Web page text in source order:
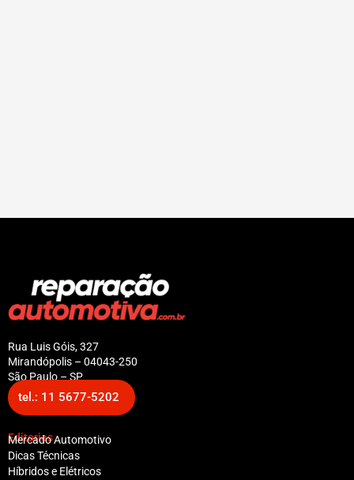
Rua Luis Góis, 327
Mirandópolis – 04043-250
São Paulo – SP
tel.: 11 5677-5202
Editorias
Mercado Automotivo
Dicas Técnicas
Híbridos e Elétricos